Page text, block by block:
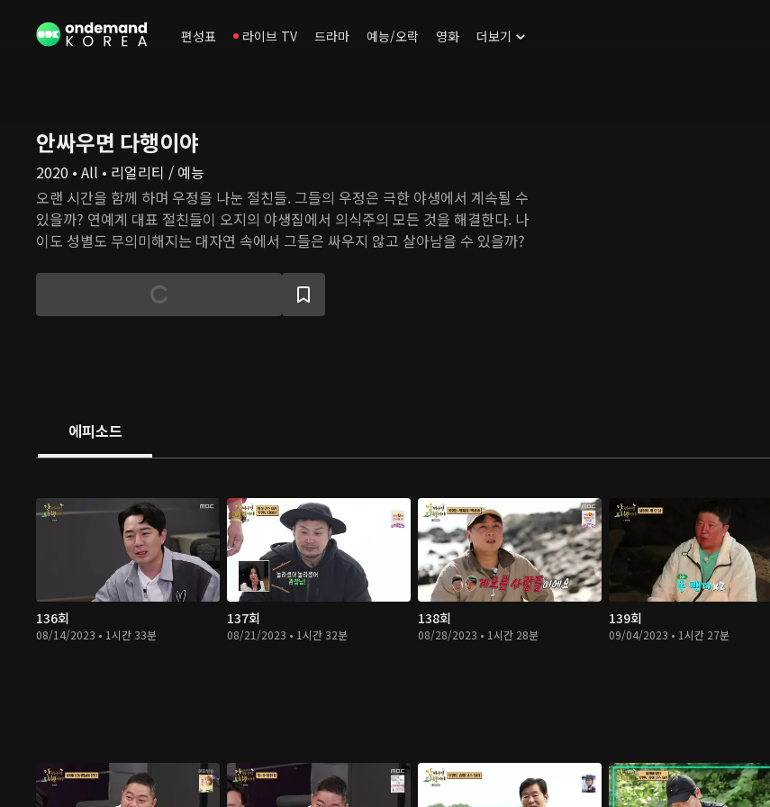
편성표 라이브 TV 드라마 예능/오락 영화 더보기
안싸우면 다행이야
2020 • All • 리얼리티 / 예능
오랜 시간을 함께 하며 우정을 나눈 절친들. 그들의 우정은 극한 야생에서 계속될 수
있을까? 연예계 대표 절친들이 오지의 야생집에서 의식주의 모든 것을 해결한다. 나
이도 성별도 무의미해지는 대자연 속에서 그들은 싸우지 않고 살아남을 수 있을까?
에피소드
136회
08/14/2023 • 1시간 33분
137회
08/21/2023 • 1시간 32분
138회
08/28/2023 • 1시간 28분
139회
09/04/2023 • 1시간 27분